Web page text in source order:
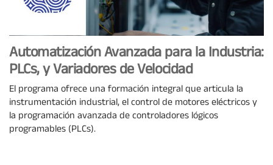
Automatización Avanzada para la Industria:
PLCs, y Variadores de Velocidad
El programa ofrece una formación integral que articula la
instrumentación industrial, el control de motores eléctricos y
la programación avanzada de controladores lógicos
programables (PLCs).